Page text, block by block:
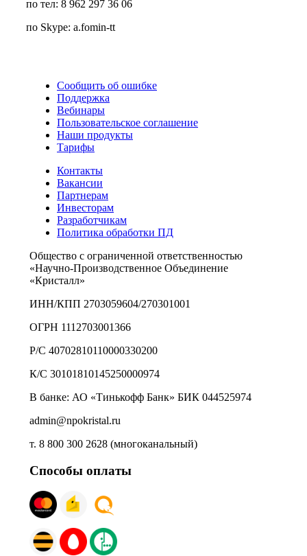
по тел: 8 962 297 36 06
по Skype: a.fomin-tt
Сообщить об ошибке
Поддержка
Вебинары
Пользовательское соглашение
Наши продукты
Тарифы
Контакты
Вакансии
Партнерам
Инвесторам
Разработчикам
Политика обработки ПД
Общество с ограниченной ответственностью
«Научно-Производственное Объединение
«Кристалл»
ИНН/КПП 2703059604/270301001
ОГРН 1112703001366
Р/С 40702810110000330200
К/С 30101810145250000974
В банке: АО «Тинькофф Банк» БИК 044525974
admin@npokristal.ru
т. 8 800 300 2628 (многоканальный)
Способы оплаты